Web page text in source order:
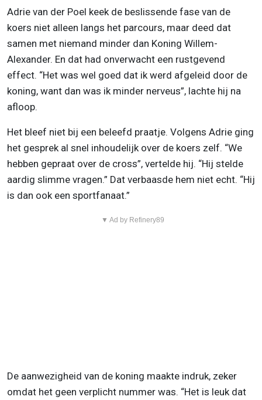
Adrie van der Poel keek de beslissende fase van de
koers niet alleen langs het parcours, maar deed dat
samen met niemand minder dan Koning Willem-
Alexander. En dat had onverwacht een rustgevend
effect. “Het was wel goed dat ik werd afgeleid door de
koning, want dan was ik minder nerveus”, lachte hij na
afloop.
Het bleef niet bij een beleefd praatje. Volgens Adrie ging
het gesprek al snel inhoudelijk over de koers zelf. “We
hebben gepraat over de cross”, vertelde hij. “Hij stelde
aardig slimme vragen.” Dat verbaasde hem niet echt. “Hij
is dan ook een sportfanaat.”
▼ Ad by Refinery89
De aanwezigheid van de koning maakte indruk, zeker
omdat het geen verplicht nummer was. “Het is leuk dat